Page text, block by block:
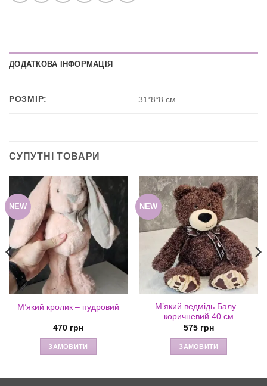
ДОДАТКОВА ІНФОРМАЦІЯ
РОЗМІР: 31*8*8 см
СУПУТНІ ТОВАРИ
NEW
М’який кролик – пудровий
470 грн
ЗАМОВИТИ
NEW
М’який ведмідь Балу –
коричневий 40 см
575 грн
ЗАМОВИТИ